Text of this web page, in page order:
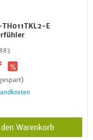
E
Warenkorb